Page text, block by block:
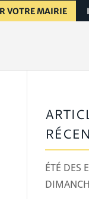
VOTRE MAIRIE
ÉTÉ DES